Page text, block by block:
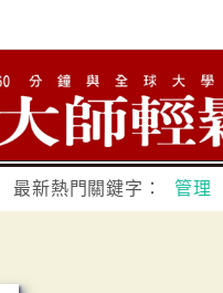
最新熱門關鍵字： 管理